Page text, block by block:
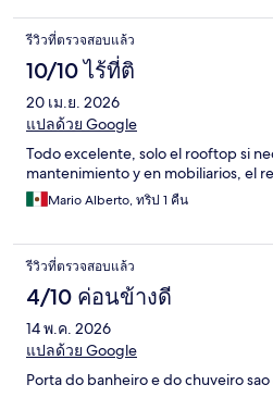
รีวิวที่ตรวจสอบแล้ว
10/10 ไร้ที่ติ
20 เม.ย. 2026
แปลด้วย Google
Todo excelente, solo el rooftop si
mantenimiento y en mobiliarios, el
Mario Alberto, ทริป 1 คืน
รีวิวที่ตรวจสอบแล้ว
4/10 ค่อนข้างดี
14 พ.ค. 2026
แปลด้วย Google
Porta do banheiro e do chuveiro